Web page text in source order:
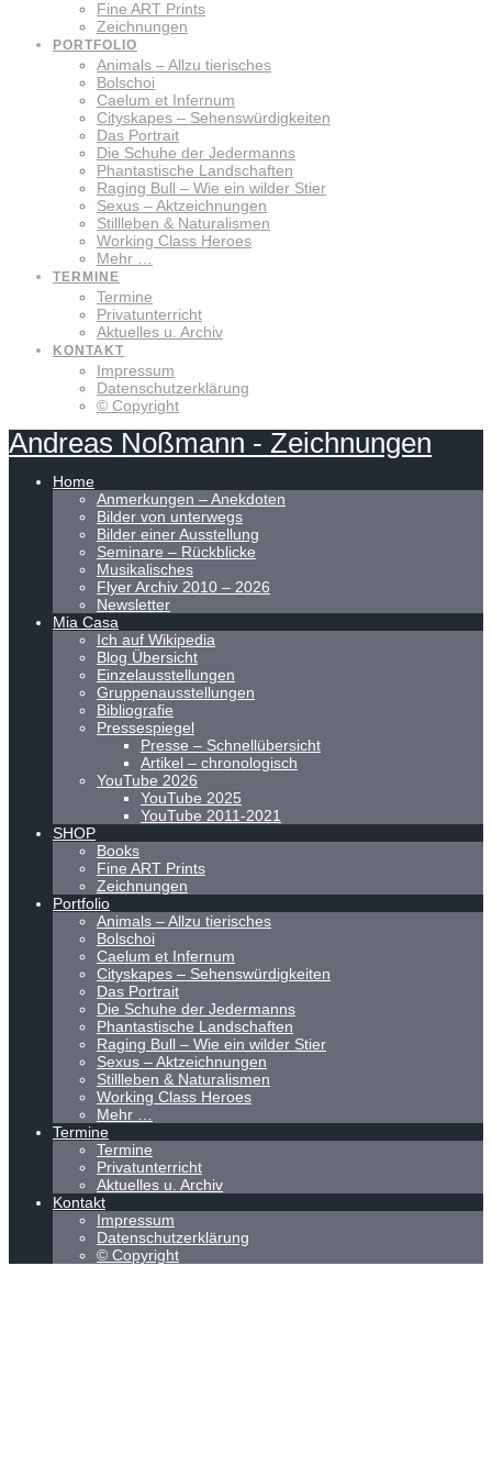
Fine ART Prints
Zeichnungen
PORTFOLIO
Animals – Allzu tierisches
Bolschoi
Caelum et Infernum
Cityskapes – Sehenswürdigkeiten
Das Portrait
Die Schuhe der Jedermanns
Phantastische Landschaften
Raging Bull – Wie ein wilder Stier
Sexus – Aktzeichnungen
Stillleben & Naturalismen
Working Class Heroes
Mehr …
TERMINE
Termine
Privatunterricht
Aktuelles u. Archiv
KONTAKT
Impressum
Datenschutzerklärung
© Copyright
Andreas Noßmann - Zeichnungen
Home
Anmerkungen – Anekdoten
Bilder von unterwegs
Bilder einer Ausstellung
Seminare – Rückblicke
Musikalisches
Flyer Archiv 2010 – 2026
Newsletter
Mia Casa
Ich auf Wikipedia
Blog Übersicht
Einzelausstellungen
Gruppenausstellungen
Bibliografie
Pressespiegel
Presse – Schnellübersicht
Artikel – chronologisch
YouTube 2026
YouTube 2025
YouTube 2011-2021
SHOP
Books
Fine ART Prints
Zeichnungen
Portfolio
Animals – Allzu tierisches
Bolschoi
Caelum et Infernum
Cityskapes – Sehenswürdigkeiten
Das Portrait
Die Schuhe der Jedermanns
Phantastische Landschaften
Raging Bull – Wie ein wilder Stier
Sexus – Aktzeichnungen
Stillleben & Naturalismen
Working Class Heroes
Mehr …
Termine
Termine
Privatunterricht
Aktuelles u. Archiv
Kontakt
Impressum
Datenschutzerklärung
© Copyright